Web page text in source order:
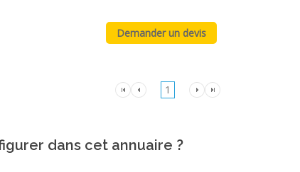
1
dans cet annuaire ?